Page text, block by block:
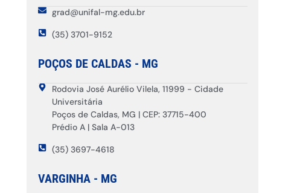
grad@unifal-mg.edu.br
(35) 3701-9152
POÇOS DE CALDAS - MG
Rodovia José Aurélio Vilela, 11999 - Cidade
Universitária
Poços de Caldas, MG | CEP: 37715-400
Prédio A | Sala A-013
(35) 3697-4618
VARGINHA - MG